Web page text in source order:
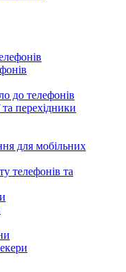
до телефонів
та перехідники
для мобільних
телефонів та